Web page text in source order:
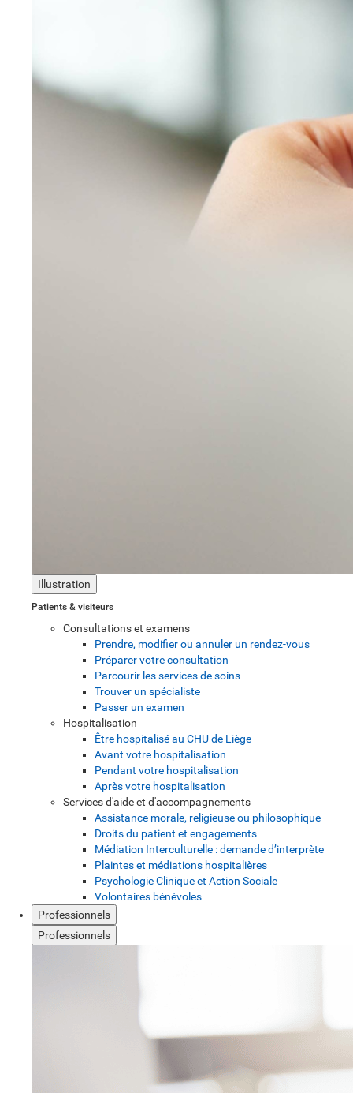
Illustration
Patients & visiteurs
Consultations et examens
Prendre, modifier ou annuler un rendez-vous
Préparer votre consultation
Parcourir les services de soins
Trouver un spécialiste
Passer un examen
Hospitalisation
Être hospitalisé au CHU de Liège
Avant votre hospitalisation
Pendant votre hospitalisation
Après votre hospitalisation
Services d'aide et d'accompagnements
Assistance morale, religieuse ou philosophique
Droits du patient et engagements
Médiation Interculturelle : demande d’interprète
Plaintes et médiations hospitalières
Psychologie Clinique et Action Sociale
Volontaires bénévoles
Professionnels
Professionnels